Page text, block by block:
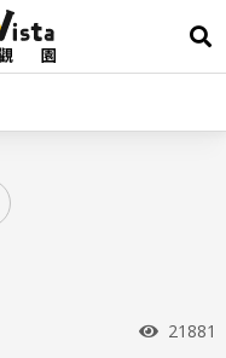
展
瀏覽次
21881